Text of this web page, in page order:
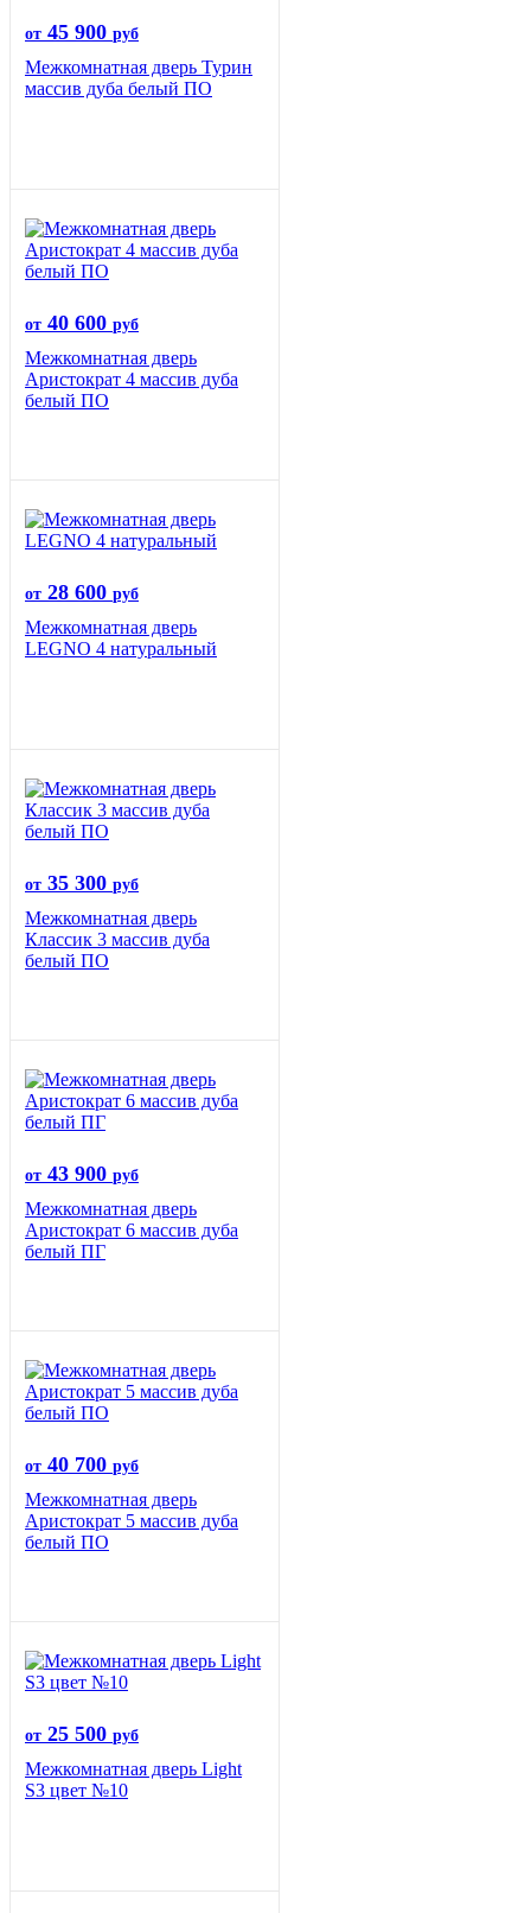
от 45 900 руб
Межкомнатная дверь Турин
массив дуба белый ПО
от 40 600 руб
Межкомнатная дверь
Аристократ 4 массив дуба
белый ПО
от 28 600 руб
Межкомнатная дверь
LEGNO 4 натуральный
от 35 300 руб
Межкомнатная дверь
Классик 3 массив дуба
белый ПО
от 43 900 руб
Межкомнатная дверь
Аристократ 6 массив дуба
белый ПГ
от 40 700 руб
Межкомнатная дверь
Аристократ 5 массив дуба
белый ПО
от 25 500 руб
Межкомнатная дверь Light
S3 цвет №10